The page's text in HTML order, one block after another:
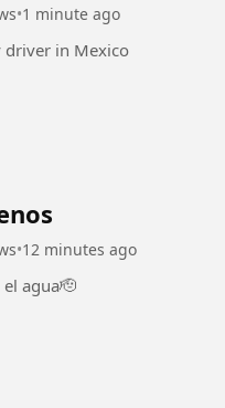
•1 minute ago
driver in Mexico
•12 minutes ago
el agua🫡